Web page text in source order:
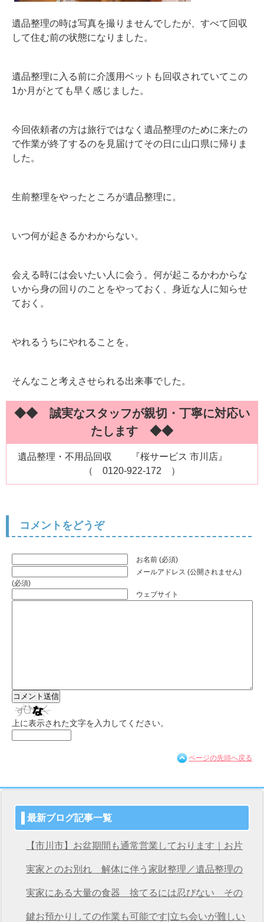
遺品整理の時は写真を撮りませんでしたが、すべて回収
して住む前の状態になりました。
遺品整理に入る前に介護用ベットも回収されていてこの
1か月がとても早く感じました。
今回依頼者の方は旅行ではなく遺品整理のために来たの
で作業が終了するのを見届けてその日に山口県に帰りま
した。
生前整理をやったところが遺品整理に。
いつ何が起きるかわからない。
会える時には会いたい人に会う。何が起こるかわからな
いから身の回りのことをやっておく、身近な人に知らせ
ておく。
やれるうちにやれることを。
そんなこと考えさせられる出来事でした。
◆◆ 誠実なスタッフが親切・丁寧に対応い
たします ◆◆
遺品整理・不用品回収 『桜サービス 市川店』
（ 0120-922-172 ）
コメントをどうぞ
お名前 (必須)
メールアドレス (公開されません)
(必須)
ウェブサイト
上に表示された文字を入力してください。
ページの先頭へ戻る
最新ブログ記事一覧
【市川市】お盆期間も通常営業しております｜お片
付け・不用品回収は桜サービス市川店へ
実家とのお別れ 解体に伴う家財整理／遺品整理の
桜サービス市川店
実家にある大量の食器 捨てるには忍びない その
想いを次につなげる
鍵お預かりしての作業も可能です|立ち会いが難しい